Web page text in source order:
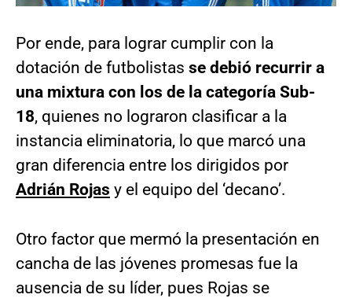
Por ende, para lograr cumplir con la
dotación de futbolistas se debió recurrir a
una mixtura con los de la categoría Sub-
18, quienes no lograron clasificar a la
instancia eliminatoria, lo que marcó una
gran diferencia entre los dirigidos por
Adrián Rojas y el equipo del ‘decano’.
Otro factor que mermó la presentación en
cancha de las jóvenes promesas fue la
ausencia de su líder, pues Rojas se